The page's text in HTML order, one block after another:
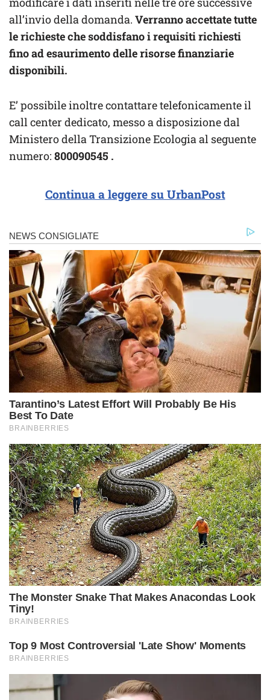
all’invio della domanda. Verranno accettate tutte
le richieste che soddisfano i requisiti richiesti
fino ad esaurimento delle risorse finanziarie
disponibili.
E’ possibile inoltre contattare telefonicamente il
call center dedicato, messo a disposizione dal
Ministero della Transizione Ecologia al seguente
numero: 800090545 .
Continua a leggere su UrbanPost